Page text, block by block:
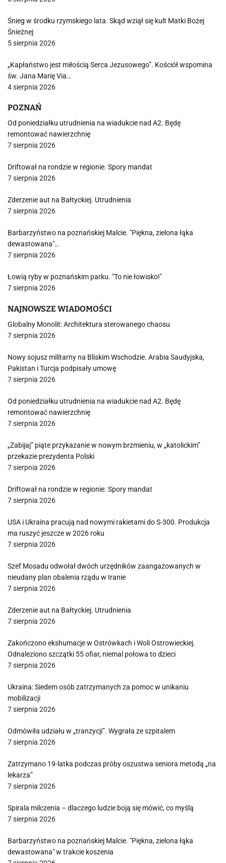
Śnieg w środku rzymskiego lata. Skąd wziął się kult Matki Bożej
Śnieżnej
5 sierpnia 2026
„Kapłaństwo jest miłością Serca Jezusowego”. Kościół wspomina
św. Jana Marię Via…
4 sierpnia 2026
POZNAŃ
Od poniedziałku utrudnienia na wiadukcie nad A2. Będę
remontować nawierzchnię
7 sierpnia 2026
Driftował na rondzie w regionie. Spory mandat
7 sierpnia 2026
Zderzenie aut na Bałtyckiej. Utrudnienia
7 sierpnia 2026
Barbarzyństwo na poznańskiej Malcie. "Piękna, zielona łąka
dewastowana"…
7 sierpnia 2026
Łowią ryby w poznańskim parku. "To nie łowisko!"
7 sierpnia 2026
NAJNOWSZE WIADOMOŚCI
Globalny Monolit: Architektura sterowanego chaosu
7 sierpnia 2026
Nowy sojusz militarny na Bliskim Wschodzie. Arabia Saudyjska,
Pakistan i Turcja podpisały umowę
7 sierpnia 2026
Od poniedziałku utrudnienia na wiadukcie nad A2. Będę
remontować nawierzchnię
7 sierpnia 2026
„Zabijaj” piąte przykazanie w nowym brzmieniu, w „katolickim”
przekazie prezydenta Polski
7 sierpnia 2026
Driftował na rondzie w regionie. Spory mandat
7 sierpnia 2026
USA i Ukraina pracują nad nowymi rakietami do S-300. Produkcja
ma ruszyć jeszcze w 2026 roku
7 sierpnia 2026
Szef Mosadu odwołał dwóch urzędników zaangażowanych w
nieudany plan obalenia rządu w Iranie
7 sierpnia 2026
Zderzenie aut na Bałtyckiej. Utrudnienia
7 sierpnia 2026
Zakończono ekshumacje w Ostrówkach i Woli Ostrowieckiej.
Odnaleziono szczątki 55 ofiar, niemal połowa to dzieci
7 sierpnia 2026
Ukraina: Siedem osób zatrzymanych za pomoc w unikaniu
mobilizacji
7 sierpnia 2026
Odmówiła udziału w „tranzycji”. Wygrała ze szpitalem
7 sierpnia 2026
Zatrzymano 19-latka podczas próby oszustwa seniora metodą „na
lekarza”
7 sierpnia 2026
Spirala milczenia – dlaczego ludzie boją się mówić, co myślą
7 sierpnia 2026
Barbarzyństwo na poznańskiej Malcie. "Piękna, zielona łąka
dewastowana" w trakcie koszenia